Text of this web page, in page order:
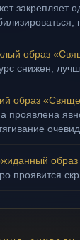
закрепляет
образ
снижен;
образ
проявлена
проявится